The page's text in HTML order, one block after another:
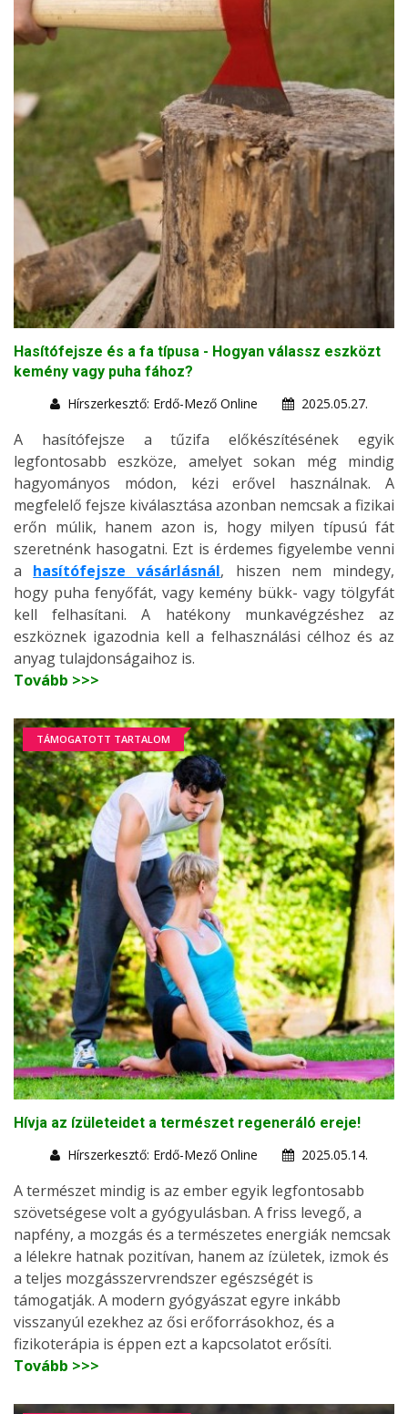
Hasítófejsze és a fa típusa - Hogyan válassz eszközt
kemény vagy puha fához?
Hírszerkesztő: Erdő-Mező Online
2025.05.27.
A hasítófejsze a tűzifa előkészítésének egyik
legfontosabb eszköze, amelyet sokan még mindig
hagyományos módon, kézi erővel használnak. A
megfelelő fejsze kiválasztása azonban nemcsak a fizikai
erőn múlik, hanem azon is, hogy milyen típusú fát
szeretnénk hasogatni. Ezt is érdemes figyelembe venni
a hasítófejsze vásárlásnál, hiszen nem mindegy,
hogy puha fenyőfát, vagy kemény bükk- vagy tölgyfát
kell felhasítani. A hatékony munkavégzéshez az
eszköznek igazodnia kell a felhasználási célhoz és az
anyag tulajdonságaihoz is.
Tovább >>>
TÁMOGATOTT TARTALOM
Hívja az ízületeidet a természet regeneráló ereje!
Hírszerkesztő: Erdő-Mező Online
2025.05.14.
A természet mindig is az ember egyik legfontosabb
szövetségese volt a gyógyulásban. A friss levegő, a
napfény, a mozgás és a természetes energiák nemcsak
a lélekre hatnak pozitívan, hanem az ízületek, izmok és
a teljes mozgásszervrendszer egészségét is
támogatják. A modern gyógyászat egyre inkább
visszanyúl ezekhez az ősi erőforrásokhoz, és a
fizikoterápia is éppen ezt a kapcsolatot erősíti.
Tovább >>>